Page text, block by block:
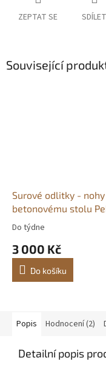
ZEPTAT SE SDÍLET
Související
Surové odlitky -
betonovému stolu
Průměrné
produktu
5,0
Do týdne
3 000 Kč
Do košíku
Popis Hodnocení (2)
Detailní popis